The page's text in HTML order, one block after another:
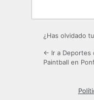
¿Has olvidado
← Ir a Deportes
Paintball en